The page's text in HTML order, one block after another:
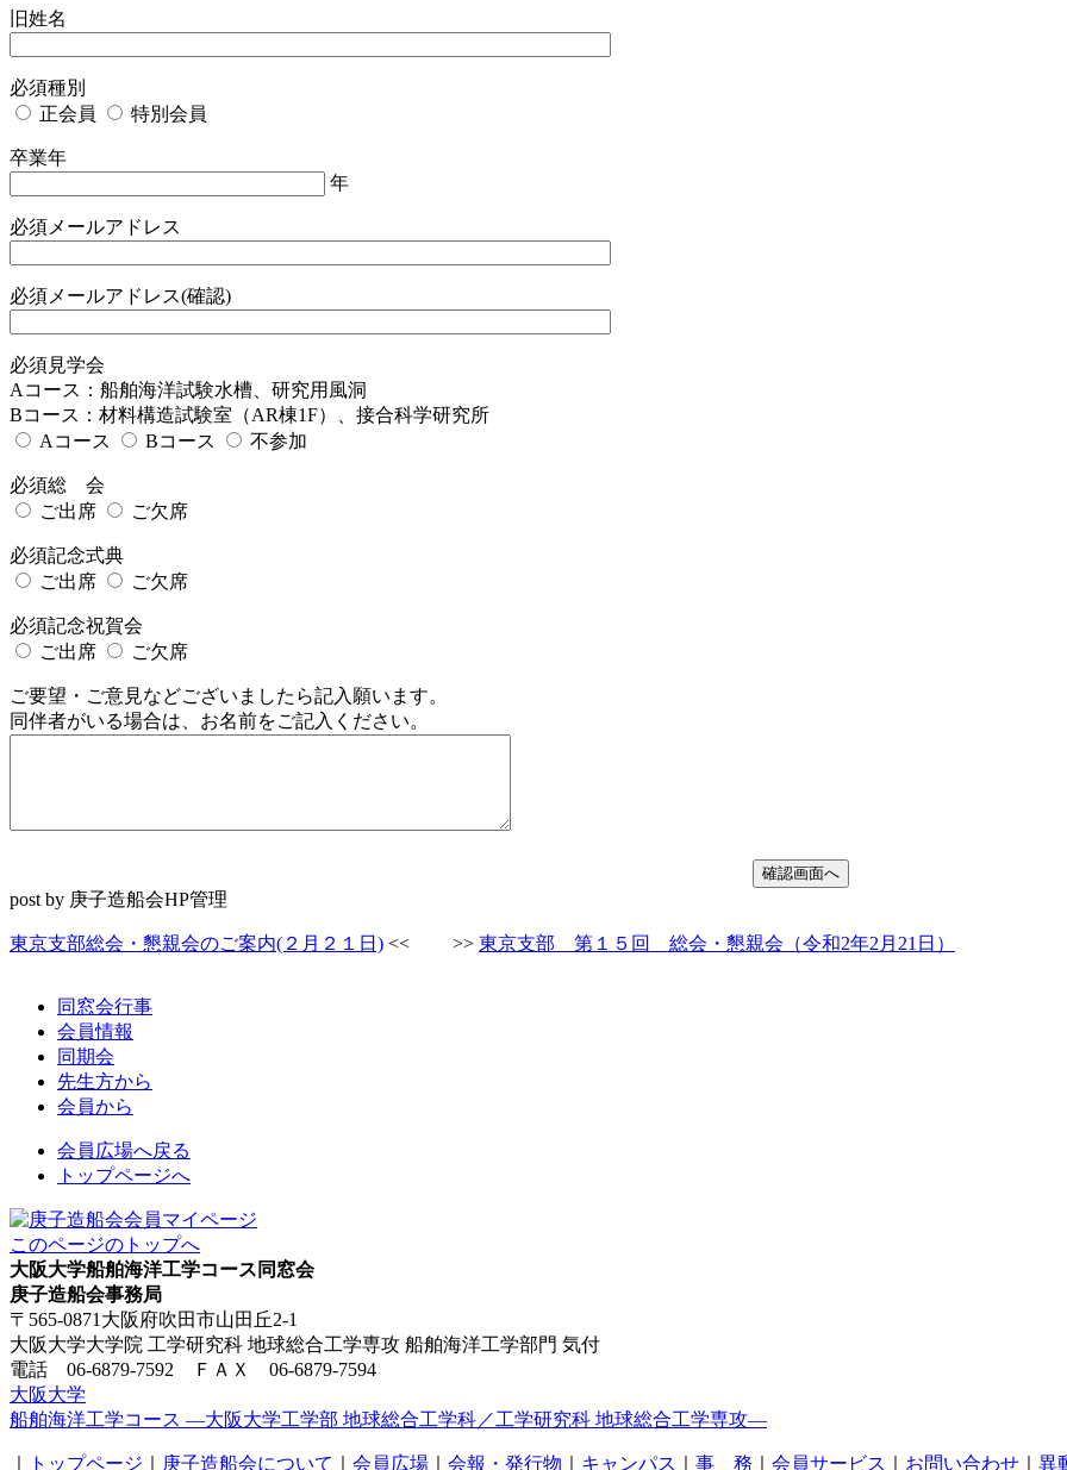
旧姓名
必須種別
正会員
特別会員
卒業年
年
必須 メールアドレス
必須 メールアドレス(確認)
必須見学会
Aコース：船舶海洋試験水槽、研究用風洞
Bコース：材料構造試験室（AR棟1F）、接合科学研究所
Aコース
Bコース 不参加
必須総 会
ご出席
ご欠席
必須記念式典
ご出席
ご欠席
必須記念祝賀会
ご出席
ご欠席
ご要望・ご意見などございましたら記入願います。
同伴者がいる場合は、お名前をご記入ください。
post by 庚子造船会HP管理
東京支部総会・懇親会のご案内(２月２１日) << >> 東京支部 第１５回 総会・懇親会（令和2年2月21日）
同窓会行事
会員情報
同期会
先生方から
会員から
会員広場へ戻る
トップページへ
このページのトップへ
大阪大学船舶海洋工学コース同窓会
庚子造船会事務局
〒565-0871大阪府吹田市山田丘2-1
大阪大学大学院 工学研究科 地球総合工学専攻 船舶海洋工学部門 気付
電話 06-6879-7592 ＦＡＸ 06-6879-7594
大阪大学
船舶海洋工学コース ―大阪大学工学部 地球総合工学科／工学研究科 地球総合工学専攻―
トップページ 庚子造船会について 会員広場 会報・発行物 キャンパス 事 務 会員サービス お問い合わせ 異